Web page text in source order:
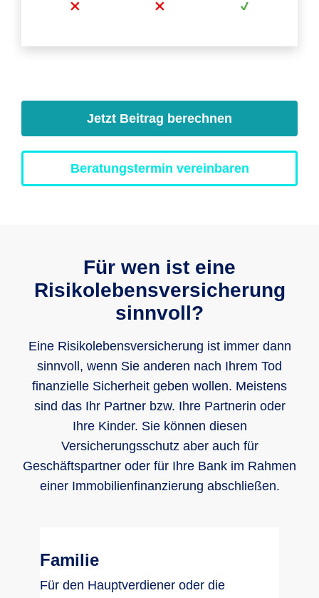
Jetzt Beitrag berechnen
Beratungstermin vereinbaren
Für wen ist eine
Risikolebensversicherung
sinnvoll?
Eine Risikolebensversicherung ist immer dann
sinnvoll, wenn Sie anderen nach Ihrem Tod
finanzielle Sicherheit geben wollen. Meistens
sind das Ihr Partner bzw. Ihre Partnerin oder
Ihre Kinder. Sie können diesen
Versicherungsschutz aber auch für
Geschäftspartner oder für Ihre Bank im Rahmen
einer Immobilienfinanzierung abschließen.
Familie
Für den Hauptverdiener oder die